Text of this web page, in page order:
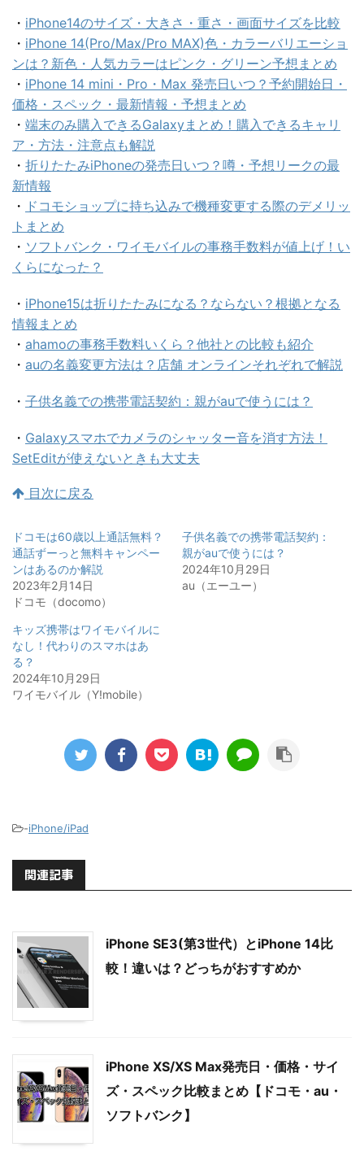
・ iPhone14のサイズ・大きさ・重さ・画面サイズを比較
・ iPhone 14(Pro/Max/Pro MAX)色・カラーバリエーショ
ンは？新色・人気カラーはピンク・グリーン予想まとめ
・ iPhone 14 mini・Pro・Max 発売日いつ？予約開始日・
価格・スペック・最新情報・予想まとめ
・ 端末のみ購入できるGalaxyまとめ！購入できるキャリ
ア・方法・注意点も解説
・ 折りたたみiPhoneの発売日いつ？噂・予想リークの最
新情報
・ ドコモショップに持ち込みで機種変更する際のデメリッ
トまとめ
・ ソフトバンク・ワイモバイルの事務手数料が値上げ！い
くらになった？
・ iPhone15は折りたたみになる？ならない？根拠となる
情報まとめ
・ ahamoの事務手数料いくら？他社との比較も紹介
・ auの名義変更方法は？店舗 オンラインそれぞれで解説
・ 子供名義での携帯電話契約：親がauで使うには？
・ Galaxyスマホでカメラのシャッター音を消す方法！
SetEditが使えないときも大丈夫
目次に戻る
ドコモは60歳以上通話無料？
通話ずーっと無料キャンペー
ンはあるのか解説
2023年2月14日
ドコモ（docomo）
子供名義での携帯電話契約：
親がauで使うには？
2024年10月29日
au（エーユー）
キッズ携帯はワイモバイルに
なし！代わりのスマホはあ
る？
2024年10月29日
ワイモバイル（Y!mobile）
-iPhone/iPad
関連記事
iPhone SE3(第3世代）とiPhone 14比
較！違いは？どっちがおすすめか
iPhone XS/XS Max発売日・価格・サイ
ズ・スペック比較まとめ【ドコモ・au・
ソフトバンク】